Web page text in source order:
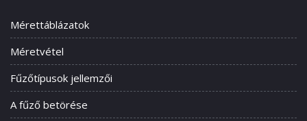
Mérettáblázatok
Méretvétel
Fűzőtípusok jellemzői
A fűző betörése